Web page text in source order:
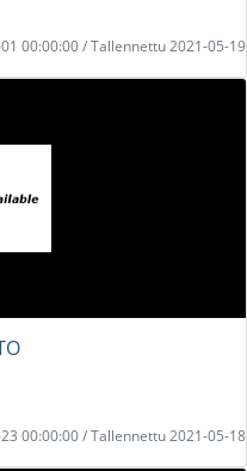
00:00:00 / Tallennettu 2021-05-19
00:00:00 / Tallennettu 2021-05-18